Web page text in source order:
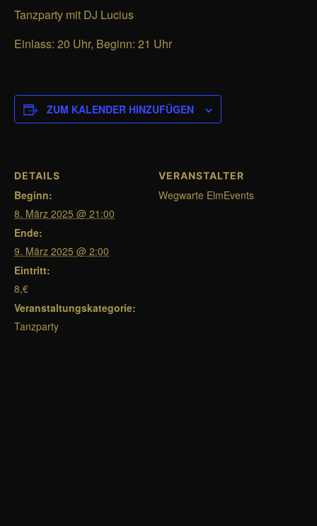
Tanzparty mit DJ Lucius
Einlass: 20 Uhr, Beginn: 21 Uhr
ZUM KALENDER HINZUFÜGEN
DETAILS
Beginn:
8. März 2025 @ 21:00
Ende:
9. März 2025 @ 2:00
Eintritt:
8,€
Veranstaltungskategorie:
Tanzparty
VERANSTALTER
Wegwarte ElmEvents